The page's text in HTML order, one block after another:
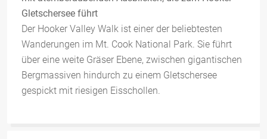
Gletschersee führt
Der Hooker Valley Walk ist einer der beliebtesten
Wanderungen im Mt. Cook National Park. Sie führt
über eine weite Gräser Ebene, zwischen gigantischen
Bergmassiven hindurch zu einem Gletschersee
gespickt mit riesigen Eisschollen.